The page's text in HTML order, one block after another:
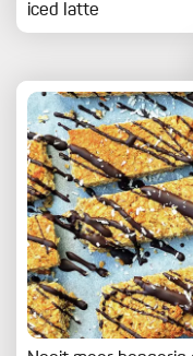
iced latte